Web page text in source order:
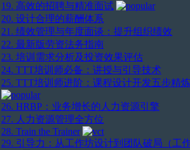
19. 高效的招聘与精准面试
20. 设计合理的薪酬体系
21. 绩效管理与年度面谈：提升组织绩效
22. 最新版劳资法务指南
23. 培训需求分析及投资效果评估
24. TTT培训师必备：讲授与引导技术
25. TTT培训师进阶：课程设计开发五步精炼
26. HRBP：业务增长的人力资源引擎
27. 人力资源管理全方位
28. Train the Trainer
29. 引导力：从工作坊设计到团队破局（工